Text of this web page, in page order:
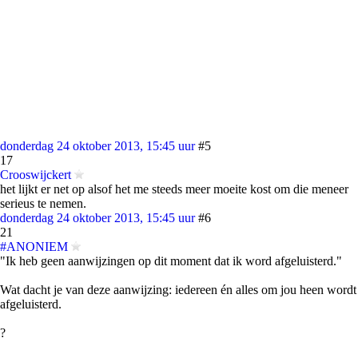
donderdag 24 oktober 2013, 15:45 uur #5
17
Crooswijckert
het lijkt er net op alsof het me steeds meer moeite kost om die meneer
serieus te nemen.
donderdag 24 oktober 2013, 15:45 uur #6
21
#ANONIEM
"Ik heb geen aanwijzingen op dit moment dat ik word afgeluisterd."
Wat dacht je van deze aanwijzing: iedereen én alles om jou heen wordt
afgeluisterd.
?